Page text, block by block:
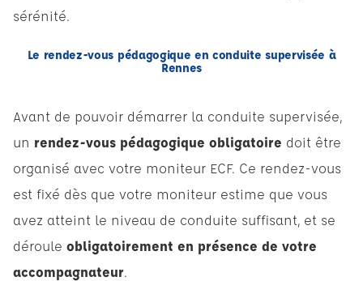
sérénité.
Le rendez-vous pédagogique en conduite supervisée à
Rennes
Avant de pouvoir démarrer la conduite supervisée,
un rendez-vous pédagogique obligatoire doit être
organisé avec votre moniteur ECF. Ce rendez-vous
est fixé dès que votre moniteur estime que vous
avez atteint le niveau de conduite suffisant, et se
déroule obligatoirement en présence de votre
accompagnateur.